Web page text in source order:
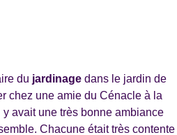
du jardinage dans le jardin de
chez une amie du Cénacle à la
avait une très bonne ambiance
Chacune était très contente